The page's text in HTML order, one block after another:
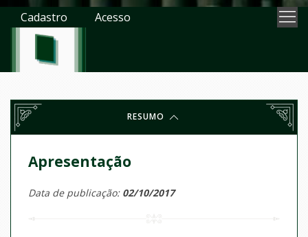
Cadastro Acesso
RESUMO
Apresentação
Data de publicação: 02/10/2017